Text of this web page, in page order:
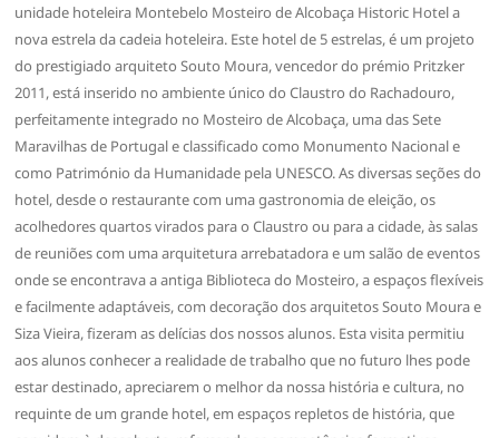
unidade hoteleira Montebelo Mosteiro de Alcobaça Historic Hotel a
nova estrela da cadeia hoteleira. Este hotel de 5 estrelas, é um projeto
do prestigiado arquiteto Souto Moura, vencedor do prémio Pritzker
2011, está inserido no ambiente único do Claustro do Rachadouro,
perfeitamente integrado no Mosteiro de Alcobaça, uma das Sete
Maravilhas de Portugal e classificado como Monumento Nacional e
como Património da Humanidade pela UNESCO. As diversas seções do
hotel, desde o restaurante com uma gastronomia de eleição, os
acolhedores quartos virados para o Claustro ou para a cidade, às salas
de reuniões com uma arquitetura arrebatadora e um salão de eventos
onde se encontrava a antiga Biblioteca do Mosteiro, a espaços flexíveis
e facilmente adaptáveis, com decoração dos arquitetos Souto Moura e
Siza Vieira, fizeram as delícias dos nossos alunos. Esta visita permitiu
aos alunos conhecer a realidade de trabalho que no futuro lhes pode
estar destinado, apreciarem o melhor da nossa história e cultura, no
requinte de um grande hotel, em espaços repletos de história, que